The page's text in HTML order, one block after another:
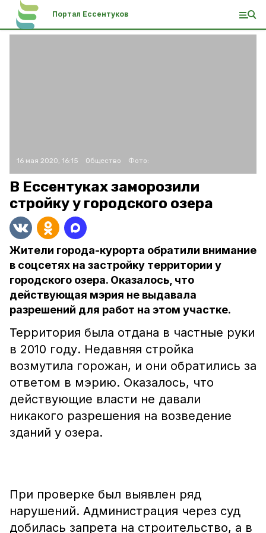
Портал Ессентуков
16 мая 2020, 16:15 Общество Фото:
В Ессентуках заморозили
стройку у городского озера
Жители города-курорта обратили внимание
в соцсетях на застройку территории у
городского озера. Оказалось, что
действующая мэрия не выдавала
разрешений для работ на этом участке.
Территория была отдана в частные руки
в 2010 году. Недавняя стройка
возмутила горожан, и они обратились за
ответом в мэрию. Оказалось, что
действующие власти не давали
никакого разрешения на возведение
зданий у озера.
При проверке был выявлен ряд
нарушений. Администрация через суд
добилась запрета на строительство, а в